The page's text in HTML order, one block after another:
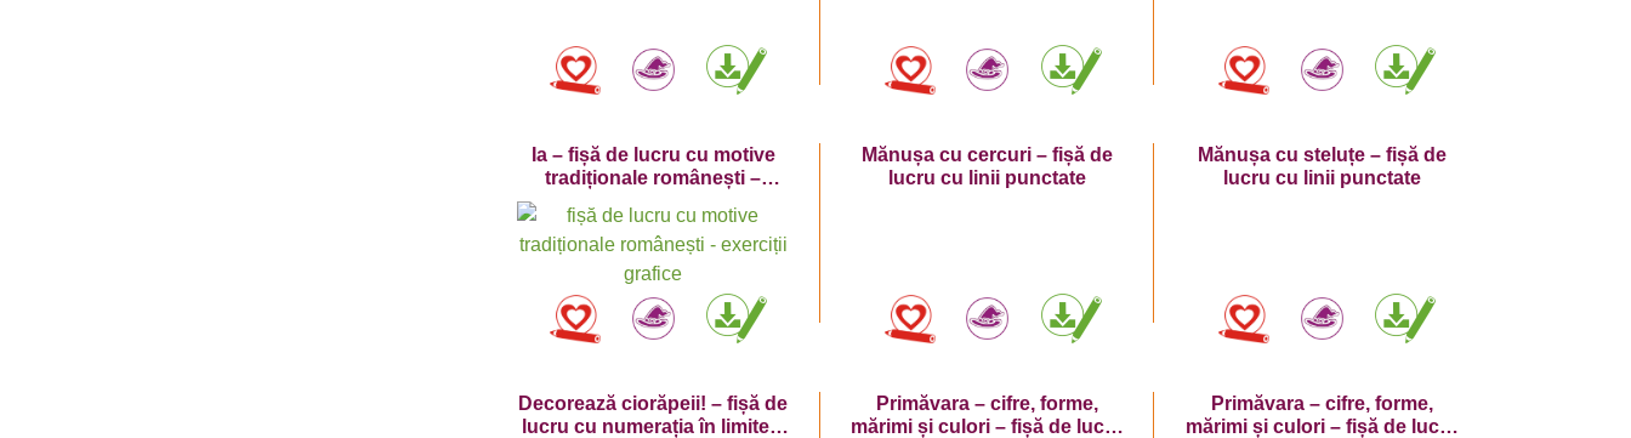
Ia – fișă de lucru cu motive
tradiționale românești –
Mănușa cu cercuri – fișă de
lucru cu linii punctate
Mănușa cu steluțe – fișă de
lucru cu linii punctate
Decorează ciorăpeii! – fișă de
lucru cu numerația în limitele
Primăvara – cifre, forme,
mărimi și culori – fișă de lucru
Primăvara – cifre, forme,
mărimi și culori – fișă de lucru